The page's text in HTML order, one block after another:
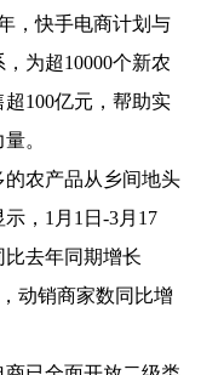
，快手电商计划与
为超10000个新农
100亿元，帮助实
。
农产品从乡间地头
，1月1日-3月17
去年同期增长
动销商家数同比增